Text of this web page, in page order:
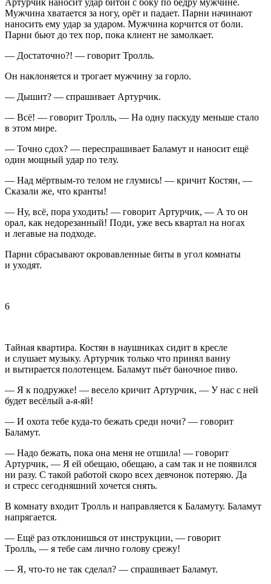
Артурчик наносит удар битой с боку по бедру мужчине.
Мужчина хватается за ногу, орёт и падает. Парни начинают
наносить ему удар за ударом. Мужчина корчится от боли.
Парни бьют до тех пор, пока клиент не замолкает.
— Достаточно?! — говорит Тролль.
Он наклоняется и трогает мужчину за горло.
— Дышит? — спрашивает Артурчик.
— Всё! — говорит Тролль, — На одну паскуду меньше стало
в этом мире.
— Точно сдох? — переспрашивает Баламут и наносит ещё
один мощный удар по телу.
— Над мёртвым-то телом не глумись! — кричит Костян, —
Сказали же, что кранты!
— Ну, всё, пора уходить! — говорит Артурчик, — А то он
орал, как недорезанный! Поди, уже весь квартал на ногах
и легавые на подходе.
Парни сбрасывают окровавленные биты в угол комнаты
и уходят.
6
Тайная квартира. Костян в наушниках сидит в кресле
и слушает музыку. Артурчик только что принял ванну
и вытирается полотенцем. Баламут пьёт баночное пиво.
— Я к подружке! — весело кричит Артурчик, — У нас с ней
будет весёлый а-я-яй!
— И охота тебе куда-то бежать среди ночи? — говорит
Баламут.
— Надо бежать, пока она меня не отшила! — говорит
Артурчик, — Я ей обещаю, обещаю, а сам так и не появился
ни разу. С такой работой скоро всех девчонок потеряю. Да
и стресс сегодняшний хочется снять.
В комнату входит Тролль и направляется к Баламуту. Баламут
напрягается.
— Ещё раз отклонишься от инструкции, — говорит
Тролль, — я тебе сам лично голову срежу!
— Я, что-то не так сделал? — спрашивает Баламут.